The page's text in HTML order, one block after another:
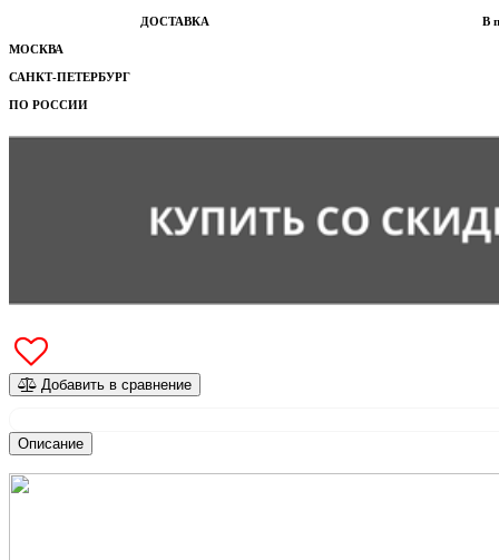
ДОСТАВКА В
МОСКВА
САНКТ-ПЕТЕРБУРГ
ПО РОССИИ
Добавить в сравнение
Описание